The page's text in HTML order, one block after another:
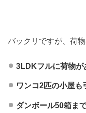
バックリですが、荷
3LDKフルに荷物が
ワンコ2匹の小屋も
ダンボール50箱ま